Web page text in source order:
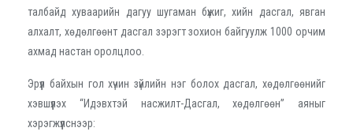
талбайд хуваарийн дагуу шугаман бүжиг, хийн дасгал, явган
алхалт, хөдөлгөөнт дасгал зэрэгт зохион байгуулж 1000 орчим
ахмад настан оролцлоо.
Эрүүл байхын гол хүчин зүйлийн нэг болох дасгал, хөдөлгөөнийг
хэвшүүлэх “Идэвхтэй насжилт-Дасгал, хөдөлгөөн” аяныг
хэрэгжүүлснээр: